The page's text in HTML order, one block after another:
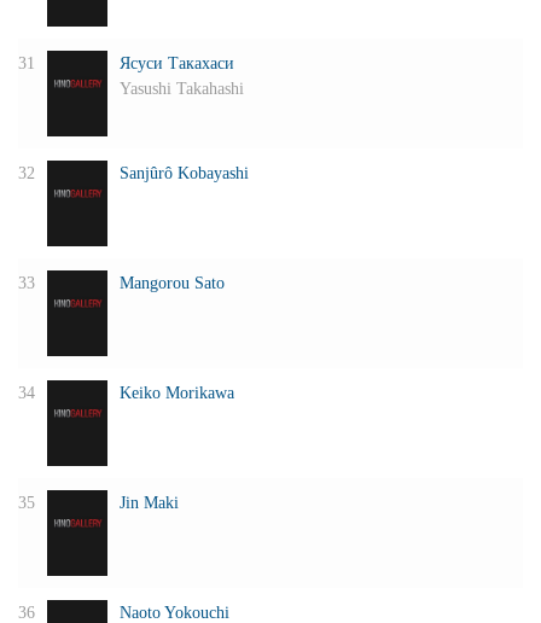
31
Ясуси Такахаси
Yasushi Takahashi
32 Sanjûrô Kobayashi
33 Mangorou Sato
34 Keiko Morikawa
35 Jin Maki
36 Naoto Yokouchi